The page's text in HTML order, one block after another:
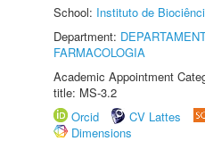
School: Instituto de
Department:
FARMACOLOGIA
Academic Appointment
title: MS-3.2
Orcid
CV Lattes
Dimensions